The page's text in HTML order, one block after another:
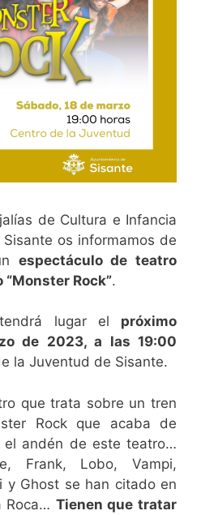
de Cultura e Infancia
os informamos de
espectáculo de teatro
Rock”.
lugar el próximo
de 2023, a las 19:00
la Juventud de Sisante.
que trata sobre un tren
Rock que acaba de
el andén de este teatro…
Frank, Lobo, Vampi,
y Ghost se han citado en
Roca… Tienen que tratar